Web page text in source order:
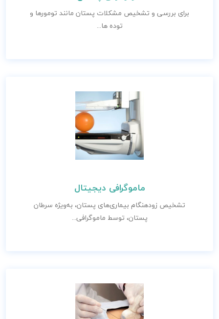
برای بررسی و تشخیص مشکلات پستان مانند تومورها و
توده ها...
ماموگرافی دیجیتال
تشخیص زودهنگام بیماری‌های پستان، به‌ویژه سرطان
پستان، توسط ماموگرافی...